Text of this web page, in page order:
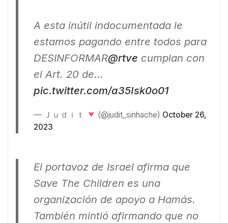
A esta inútil indocumentada le
estamos pagando entre todos para
DESINFORMAR@rtve cumplan con
el Art. 20 de…
pic.twitter.com/a35Isk0o01
— Ｊｕｄｉｔ (@judit_sinhache) October 26,
2023
El portavoz de Israel afirma que
Save The Children es una
organización de apoyo a Hamás.
También mintió afirmando que no